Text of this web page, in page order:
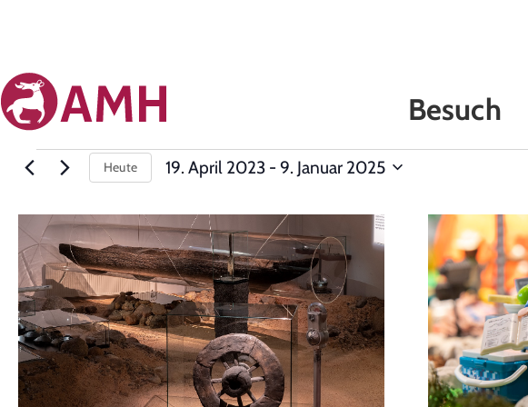
Besuch
Heute 19. April 2023 - 9. Januar 2025
Datum
List
of
events
in
Photo